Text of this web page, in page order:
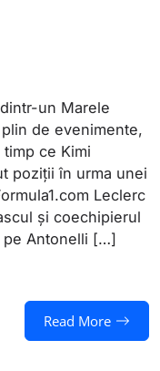
un Marele
de evenimente,
ce Kimi
poziții în urma unei
Leclerc
și coechipierul
pe Antonelli […]
Read More